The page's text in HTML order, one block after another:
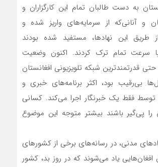
به دست طالبان تمام این کارگزاران و
و آنانی‌که از سرمایه‌های واریز شده و
این نهادها، مستفید شده بودند
با سرعت تمام ترک کردند. اکنون وضعیت
قدرتمندترین شبکه تلویزیونی افغانستان
بی‌رقیب بود، اکثر برنامه‌های خبری و
فقط یک خبرنگار اجرا می‌کند. کسانی
پی‌گیر باشند بیشتر متوجه این موضوع
مدنی، در رسانه‌های برخی از کشورهای
افغان‌هایی یاد می‌شوند که در روز بد، کشور